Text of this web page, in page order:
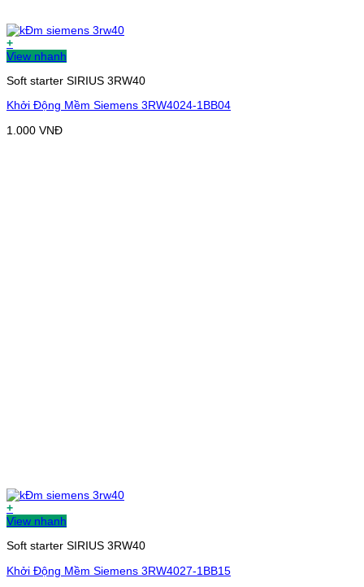
+
View nhanh
Soft starter SIRIUS 3RW40
Khởi Động Mềm Siemens 3RW4024-1BB04
1.000 VNĐ
+
View nhanh
Soft starter SIRIUS 3RW40
Khởi Động Mềm Siemens 3RW4027-1BB15